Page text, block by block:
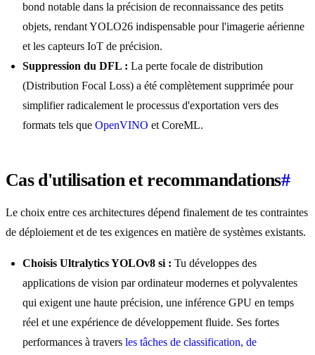
bond notable dans la précision de reconnaissance des petits
objets, rendant YOLO26 indispensable pour l'imagerie aérienne
et les capteurs IoT de précision.
Suppression du DFL : La perte focale de distribution
(Distribution Focal Loss) a été complètement supprimée pour
simplifier radicalement le processus d'exportation vers des
formats tels que OpenVINO et CoreML.
Cas d'utilisation et recommandations#
Le choix entre ces architectures dépend finalement de tes contraintes
de déploiement et de tes exigences en matière de systèmes existants.
Choisis Ultralytics YOLOv8 si : Tu développes des
applications de vision par ordinateur modernes et polyvalentes
qui exigent une haute précision, une inférence GPU en temps
réel et une expérience de développement fluide. Ses fortes
performances à travers les tâches de classification, de